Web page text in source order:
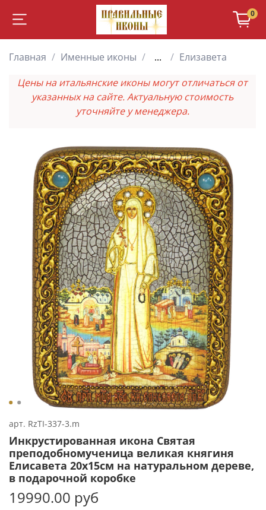
0
Главная Именные иконы ...
Елизавета
Цены на итальянские иконы могут отличаться от
указанных на сайте. Актуальную стоимость
уточняйте у менеджера.
арт. RzTI-337-3.m
Инкрустированная икона Святая
преподобномученица великая княгиня
Елисавета 20х15см на натуральном дереве,
в подарочной коробке
19990.00 руб